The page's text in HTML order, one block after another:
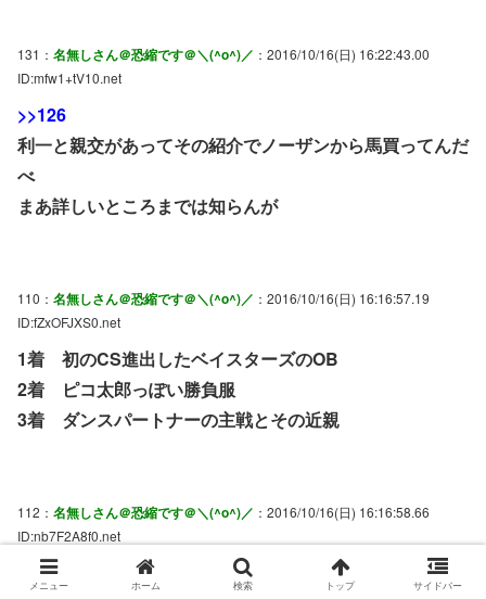
131： 名無しさん＠恐縮です＠＼(^o^)／ ：2016/10/16(日) 16:22:43.00
ID:mfw1+tV10.net
>>126
利一と親交があってその紹介でノーザンから馬買ってんだ
べ
まあ詳しいところまでは知らんが
110： 名無しさん＠恐縮です＠＼(^o^)／ ：2016/10/16(日) 16:16:57.19
ID:fZxOFJXS0.net
1着 初のCS進出したベイスターズのOB
2着 ピコ太郎っぽい勝負服
3着 ダンスパートナーの主戦とその近親
112： 名無しさん＠恐縮です＠＼(^o^)／ ：2016/10/16(日) 16:16:58.66
ID:nb7F2A8f0.net
牝馬のいっくんはワンランク上の男だな
メニュー ホーム 検索 トップ サイドバー